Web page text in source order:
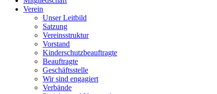
Verein
Unser Leitbild
Satzung
Vereinsstruktur
Vorstand
Kinderschutzbeauftragte
Beauftragte
Geschäftsstelle
Wir sind engagiert
Verbände